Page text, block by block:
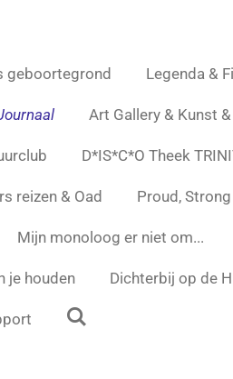
geboortegrond Legenda &
Art Gallery & Kunst
D*IS*C*O Theek
reizen & Oad Proud,
Mijn monoloog er niet om...
je houden Dichterbij op de